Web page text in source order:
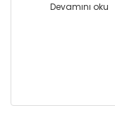
Devamını oku